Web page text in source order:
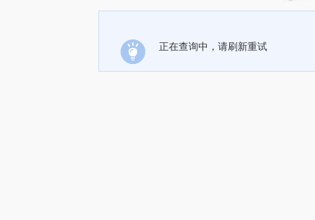
正在查询中，请刷新重试